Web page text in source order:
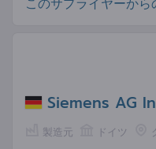
Siemens AG
製造元 ドイツ